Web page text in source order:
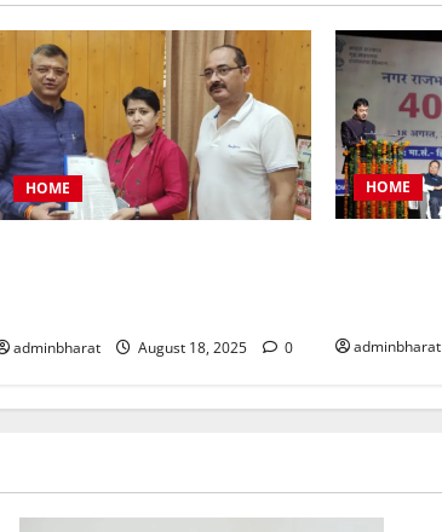
HOME
adminbharat August 18, 2025 0
HOME
adminbharat